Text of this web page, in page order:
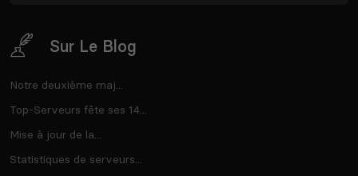
Sur Le Blog
Notre deuxième maj...
Top-Serveurs fête ses 14...
Mise à jour de la...
Statistiques de serveurs...